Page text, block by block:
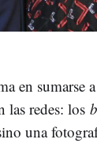
en sumarse
las redes: los
una